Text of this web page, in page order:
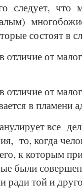
следует, что
состоят в
от
от
в пламени
все
то, когда
к которым
были
той и